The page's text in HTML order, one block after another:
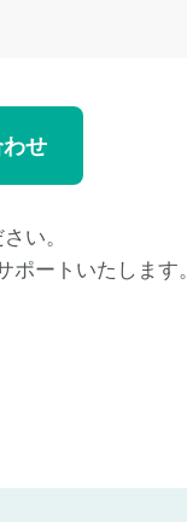
せ
い。
ートいたします。